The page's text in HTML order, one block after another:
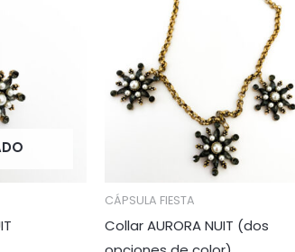
CÁPSULA FIESTA
Collar AURORA NUIT (dos